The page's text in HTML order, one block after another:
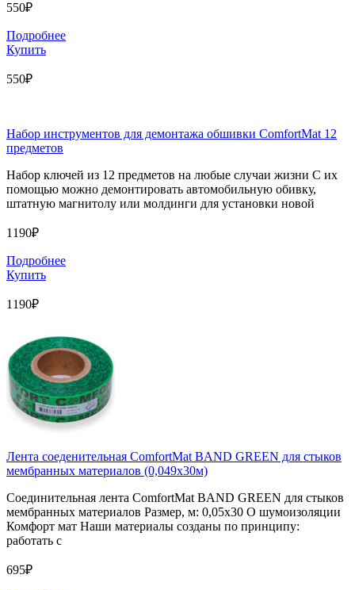
550₽
Подробнее
Купить
550₽
Набор инструментов для демонтажа обшивки ComfortMat 12
предметов
Набор ключей из 12 предметов на любые случаи жизни С их
помощью можно демонтировать автомобильную обивку,
штатную магнитолу или молдинги для установки новой
1190₽
Подробнее
Купить
1190₽
Лента соеденительная ComfortMat BAND GREEN для стыков
мембранных материалов (0,049х30м)
Соединительная лента ComfortMat BAND GREEN для стыков
мембранных материалов Размер, м: 0,05х30 О шумоизоляции
Комфорт мат Наши материалы созданы по принципу:
работать с
695₽